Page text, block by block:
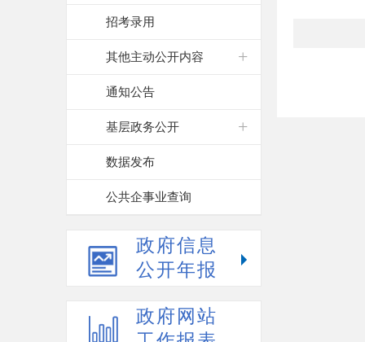
招考录用
其他主动公开内容
通知公告
基层政务公开
数据发布
公共企事业查询
政府信息
公开年报
政府网站